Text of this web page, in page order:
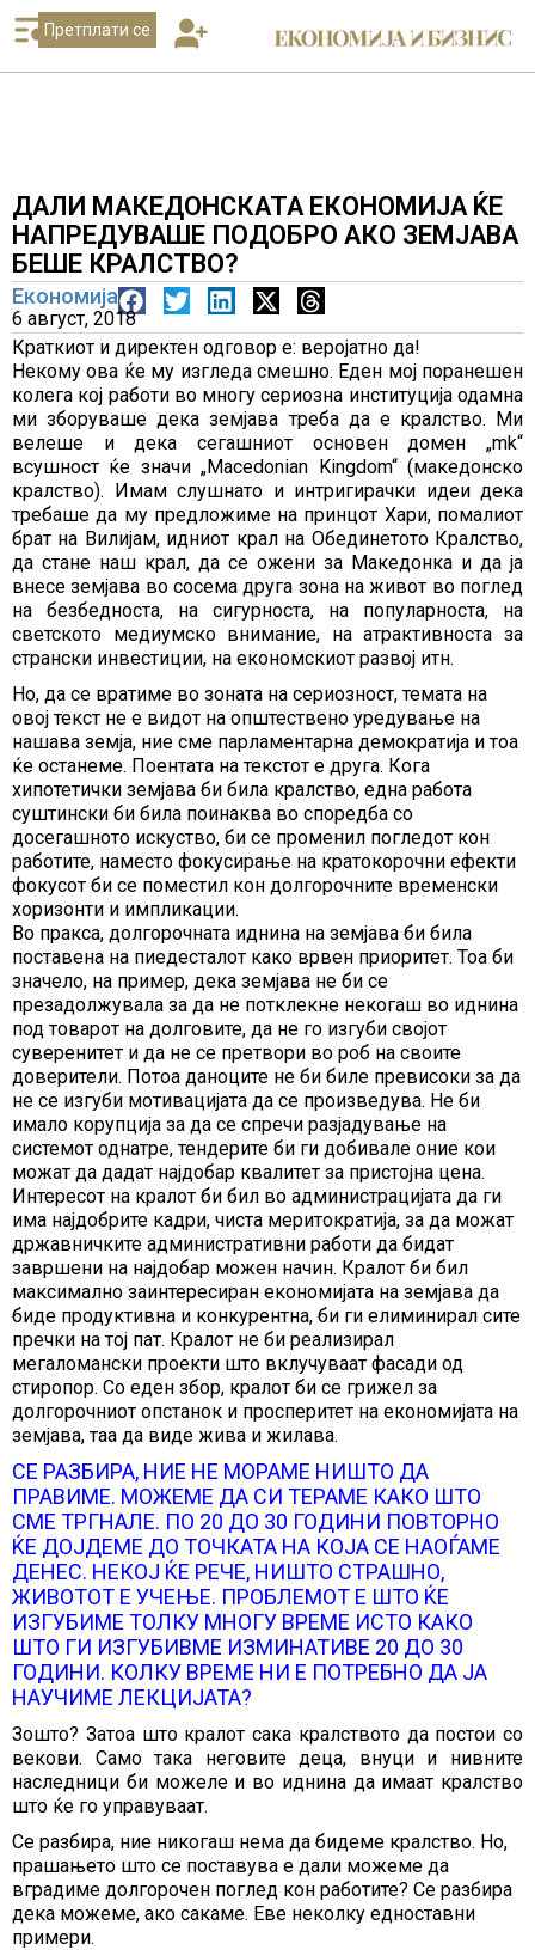
Претплати се
ДАЛИ МАКЕДОНСКАТА ЕКОНОМИЈА ЌЕ
НАПРЕДУВАШЕ ПОДОБРО АКО ЗЕМЈАВА
БЕШЕ КРАЛСТВО?
Економија
6 август, 2018
Краткиот и директен одговор е: веројатно да!
Некому ова ќе му изгледа смешно. Eден мој поранешен
колега кој работи во многу сериозна институција одамна
ми зборуваше дека земјава треба да е кралство. Ми
велеше и дека сегашниот основен домен „mk“
всушност ќе значи „Macedonian Kingdom“ (македонско
кралство). Имам слушнато и интригирачки идеи дека
требаше да му предложиме на принцот Хaри, помалиот
брат на Вилијам, идниот крал на Обединетото Кралство,
да стане наш крал, да се ожени за Македонка и да ја
внесе земјава во сосема друга зона на живот во поглед
на безбедноста, на сигурноста, на популарноста, на
светското медиумско внимание, на атрактивноста за
странски инвестиции, на економскиот развој итн.
Но, да се вратиме во зоната на сериозност, темата на
овој текст не е видот на општествено уредување на
нашава земја, ние сме парламентарна демократија и тоа
ќе останеме. Поентата на текстот е друга. Кога
хипотетички земјава би била кралство, една работа
суштински би била поинаква во споредба со
досегашното искуство, би се променил погледот кон
работите, наместо фокусирање на кратокорочни ефекти
фокусот би се поместил кон долгорочните временски
хоризонти и импликации.
Во пракса, долгорочната иднина на земјава би била
поставена на пиедесталот како врвен приоритет. Тоа би
значело, на пример, дека земјава не би се
презадолжувала за да не потклекне некогаш во иднина
под товарот на долговите, да не го изгуби својот
суверенитет и да не се претвори во роб на своите
доверители. Потоа даноците не би биле превисоки за да
не се изгуби мотивацијата да се произведува. Не би
имало корупција за да се спречи разјадување на
системот однатре, тендерите би ги добивале оние кои
можат да дадат најдобар квалитет за пристојна цена.
Интересот на кралот би бил во администрацијата да ги
има најдобрите кадри, чиста меритократија, за да можат
државничките административни работи да бидат
завршени на најдобар можен начин. Кралот би бил
максимално заинтересиран економијата на земјава да
биде продуктивна и конкурентна, би ги елиминирал сите
пречки на тој пат. Кралот не би реализирал
мегаломански проекти што вклучуваат фасади од
стиропор. Со еден збор, кралот би се грижел за
долгорочниот опстанок и просперитет на економијата на
земјава, таа да виде жива и жилава.
СЕ РАЗБИРА, НИЕ НЕ МОРАМЕ НИШТО ДА
ПРАВИМЕ. МОЖЕМЕ ДА СИ ТЕРАМЕ КАКО ШТО
СМЕ ТРГНАЛЕ. ПО 20 ДО 30 ГОДИНИ ПОВТОРНО
ЌЕ ДОЈДЕМЕ ДО ТОЧКАТА НА КОЈА СЕ НАОЃАМЕ
ДЕНЕС. НЕКОЈ ЌЕ РЕЧЕ, НИШТО СТРАШНО,
ЖИВОТОТ Е УЧЕЊЕ. ПРОБЛЕМОТ Е ШТО ЌЕ
ИЗГУБИМЕ ТОЛКУ МНОГУ ВРЕМЕ ИСТО КАКО
ШТО ГИ ИЗГУБИВМЕ ИЗМИНАТИВЕ 20 ДО 30
ГОДИНИ. КОЛКУ ВРЕМЕ НИ Е ПОТРЕБНО ДА ЈА
НАУЧИМЕ ЛЕКЦИЈАТА?
Зошто? Затоа што кралот сака кралството да постои со
векови. Само така неговите деца, внуци и нивните
наследници би можеле и во иднина да имаат кралство
што ќе го управуваат.
Се разбира, ние никогаш нема да бидеме кралство. Но,
прашањето што се поставува е дали можеме да
вградиме долгорочен поглед кон работите? Се разбира
дека можеме, ако сакаме. Еве неколку едноставни
примери.